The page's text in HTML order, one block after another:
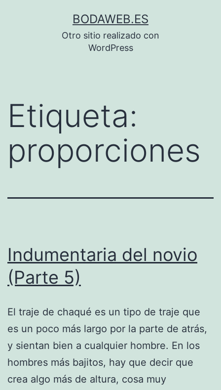
BODAWEB.ES
Otro sitio realizado con
WordPress
Etiqueta:
proporciones
Indumentaria del novio
(Parte 5)
El traje de chaqué es un tipo de traje que
es un poco más largo por la parte de atrás,
y sientan bien a cualquier hombre. En los
hombres más bajitos, hay que decir que
crea algo más de altura, cosa muy